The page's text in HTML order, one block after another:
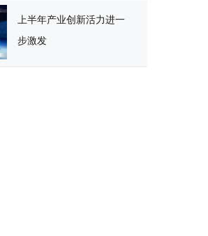
上半年产业创新活力进一
步激发